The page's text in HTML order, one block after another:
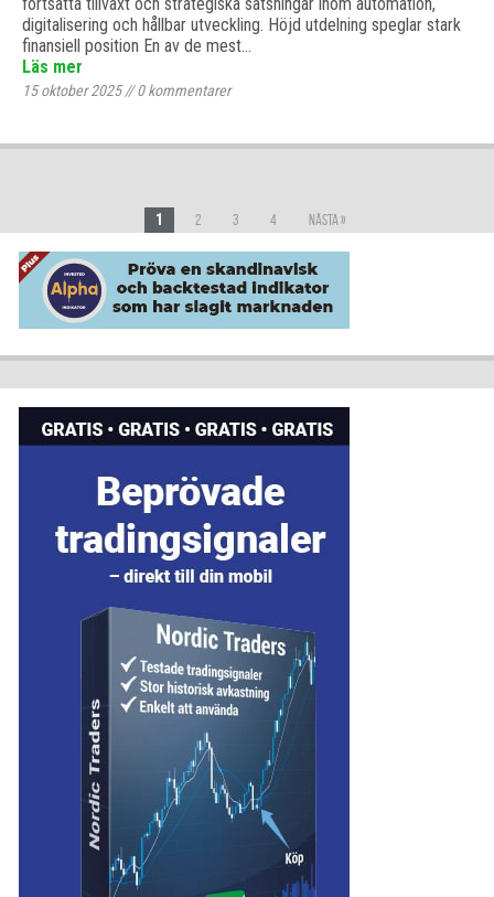
digitalisering och hållbar utveckling. Höjd utdelning speglar stark
finansiell position En av de mest…
Läs mer
15 oktober 2025//0kommentarer
1 2 3 4 Nästa »